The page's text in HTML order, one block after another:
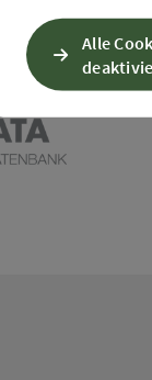
Merkzettel
vorschlagen
Alle